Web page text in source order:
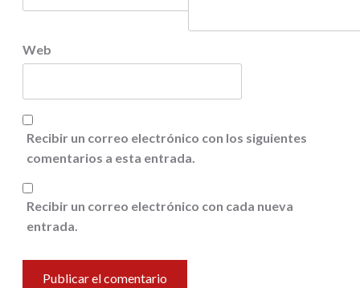
Web
Recibir un correo electrónico con los siguientes
comentarios a esta entrada.
Recibir un correo electrónico con cada nueva
entrada.